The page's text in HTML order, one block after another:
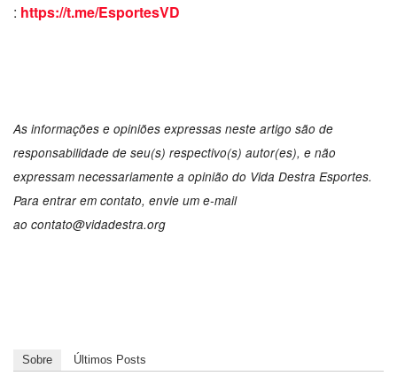
: https://t.me/EsportesVD
As informações e opiniões expressas neste artigo são de
responsabilidade de seu(s) respectivo(s) autor(es), e não
expressam necessariamente a opinião do Vida Destra Esportes.
Para entrar em contato, envie um e-mail
ao contato@vidadestra.org
Sobre Últimos Posts